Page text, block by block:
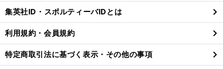
る
集英社ID・スポルティーバIDとは
利用規約・会員規約
特定商取引法に基づく表示・その他の事項